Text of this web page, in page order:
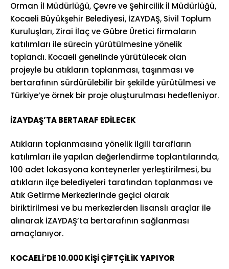
Orman İl Müdürlüğü, Çevre ve Şehircilik İl Müdürlüğü,
Kocaeli Büyükşehir Belediyesi, İZAYDAŞ, Sivil Toplum
Kuruluşları, Zirai İlaç ve Gübre Üretici firmaların
katılımları ile sürecin yürütülmesine yönelik
toplandı. Kocaeli genelinde yürütülecek olan
projeyle bu atıkların toplanması, taşınması ve
bertarafının sürdürülebilir bir şekilde yürütülmesi ve
Türkiye’ye örnek bir proje oluşturulması hedefleniyor.
İZAYDAŞ’TA BERTARAF EDİLECEK
Atıkların toplanmasına yönelik ilgili tarafların
katılımları ile yapılan değerlendirme toplantılarında,
100 adet lokasyona konteynerler yerleştirilmesi, bu
atıkların ilçe belediyeleri tarafından toplanması ve
Atık Getirme Merkezlerinde geçici olarak
biriktirilmesi ve bu merkezlerden lisanslı araçlar ile
alınarak İZAYDAŞ’ta bertarafının sağlanması
amaçlanıyor.
KOCAELİ’DE 10.000 KİŞİ ÇİFTÇİLİK YAPIYOR